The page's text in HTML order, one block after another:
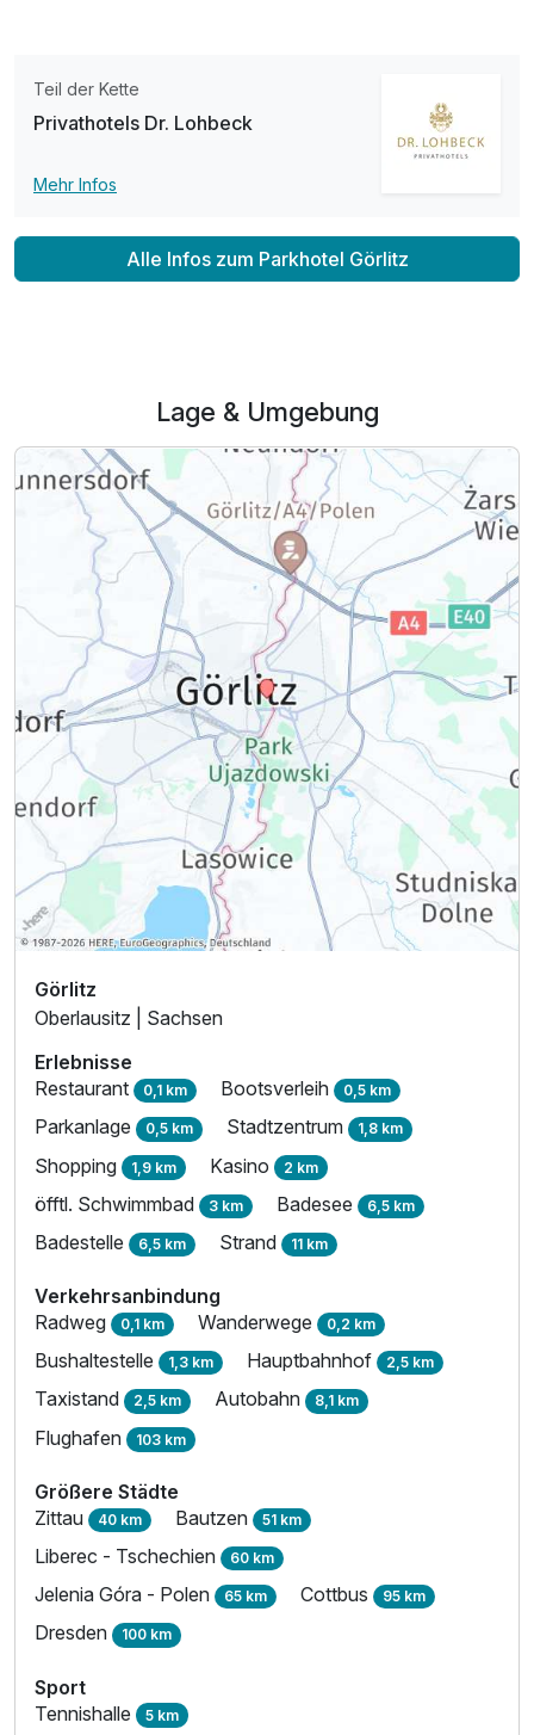
Ausstattung
Zusatznächte
Für 3 Tage
Teil der Kette
Privathotels Dr. Lohbeck
Mehr Infos
Alle Infos zum Parkhotel Görlitz
Lage & Umgebung
Görlitz
Oberlausitz | Sachsen
Erlebnisse
Restaurant 0,1 km Bootsverleih 0,5 km
Parkanlage 0,5 km Stadtzentrum 1,8 km
Shopping 1,9 km Kasino 2 km
öfftl. Schwimmbad 3 km Badesee 6,5 km
Badestelle 6,5 km Strand 11 km
Verkehrsanbindung
Radweg 0,1 km Wanderwege 0,2 km
Bushaltestelle 1,3 km Hauptbahnhof 2,5 km
Taxistand 2,5 km Autobahn 8,1 km
Flughafen 103 km
Größere Städte
Zittau 40 km Bautzen 51 km
Liberec - Tschechien 60 km
Jelenia Góra - Polen 65 km Cottbus 95 km
Dresden 100 km
Sport
Tennishalle 5 km